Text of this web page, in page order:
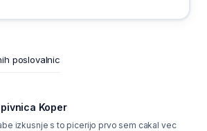
poslovalnic
Koper
izkusnje s to picerijo prvo sem cakal vec